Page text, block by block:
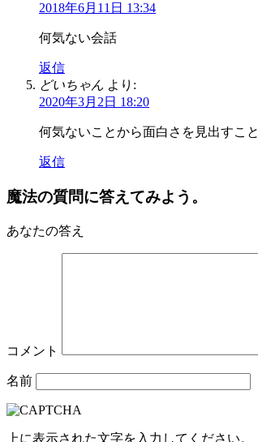
2018年6月11日 13:34
何気ない会話
返信
どいちゃん より:
2020年3月2日 18:20
何気ないことから面白さを見出すこ
返信
魔法の質問に答えてみよう。
あなたの答え
コメント
名前
上に表示された文字を入力してください。